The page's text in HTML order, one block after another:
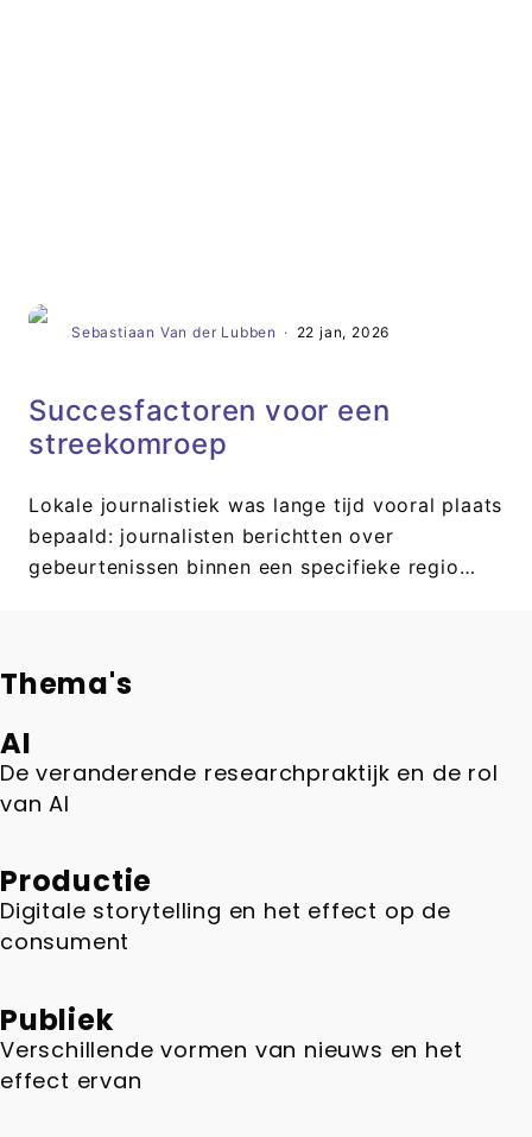
Sebastiaan Van der Lubben · 22 jan, 2026
Succesfactoren voor een
streekomroep
Lokale journalistiek was lange tijd vooral plaats
bepaald: journalisten berichtten over
gebeurtenissen binnen een specifieke regio…
Thema's
AI
De veranderende researchpraktijk en de rol
van AI
Productie
Digitale storytelling en het effect op de
consument
Publiek
Verschillende vormen van nieuws en het
effect ervan